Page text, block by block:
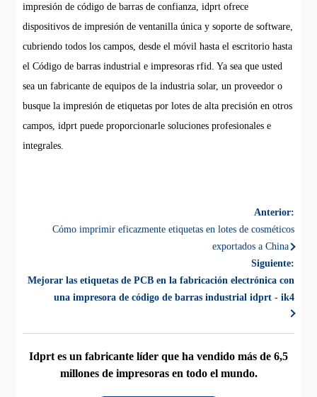
impresión de código de barras de confianza, idprt ofrece
dispositivos de impresión de ventanilla única y soporte de software,
cubriendo todos los campos, desde el móvil hasta el escritorio hasta
el Código de barras industrial e impresoras rfid. Ya sea que usted
sea un fabricante de equipos de la industria solar, un proveedor o
busque la impresión de etiquetas por lotes de alta precisión en otros
campos, idprt puede proporcionarle soluciones profesionales e
integrales.
Anterior:
Cómo imprimir eficazmente etiquetas en lotes de cosméticos
exportados a China
Siguiente:
Mejorar las etiquetas de PCB en la fabricación electrónica con
una impresora de código de barras industrial idprt - ik4
Idprt es un fabricante líder que ha vendido más de 6,5
millones de impresoras en todo el mundo.